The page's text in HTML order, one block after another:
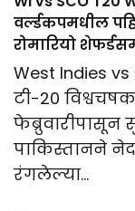
वर्ल्डकपमधील
रोमारियो
West Indies
टी-20
फेब्रुवारीपासून
पाकिस्तानने
रंगलेल्या…